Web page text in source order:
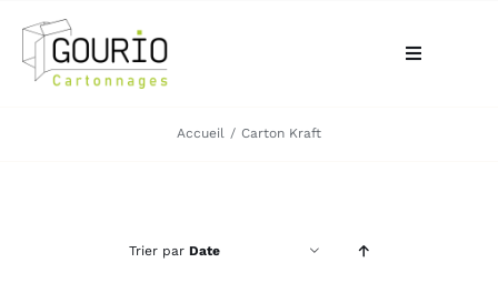
contenu
Toggle
VOTRE BESOIN
Accueil Carton Kraft
Trier par Date